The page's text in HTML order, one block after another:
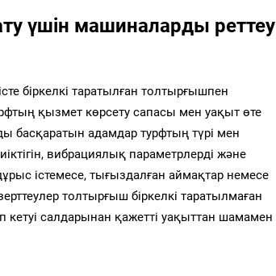
үшін машиналарды реттеу
біркелкі таратылған толтырғышпен
қызмет көрсету сапасы мен уақыт өте
басқаратын адамдар турфтың түрі мен
вибрациялық параметрлерді және
істемесе, тығыздалған аймақтар немесе
толтырғыш біркелкі таратылмаған
салдарынан қажетті уақыттан шамамен